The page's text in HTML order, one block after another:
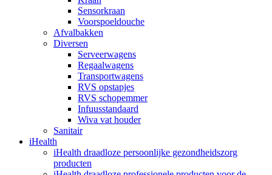
Sensorkraan
Voorspoeldouche
Afvalbakken
Diversen
Serveerwagens
Regaalwagens
Transportwagens
RVS opstapjes
RVS schopemmer
Infuusstandaard
Wiva vat houder
Sanitair
iHealth
iHealth draadloze persoonlijke gezondheidszorg
producten